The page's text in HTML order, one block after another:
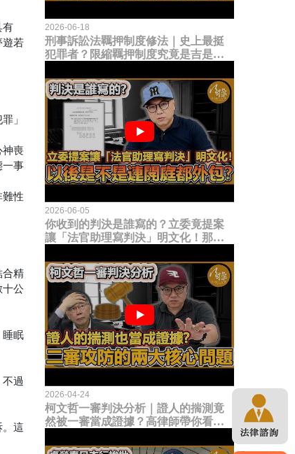
有
遊若
」
神喪
一事
性
合精
公
睡眠
過
這
2026-06-18
刑事訴訟法羈押制度修法｜史上最挺
犯罪者？限縮羈押制度究竟是吉是
2026-06-05
你收到的判決是誰寫的？立委竟提案
讓「法官助理寫判決」明文化！那以
2026-04-24
柯文哲一審判決分析｜證人的揣測竟
然被一審當成證據？高律師帶你看未